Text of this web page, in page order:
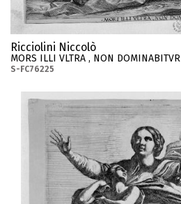
Ricciolini Niccolò
MORS ILLI VLTRA , NON DOMINABITVR
S-FC76225